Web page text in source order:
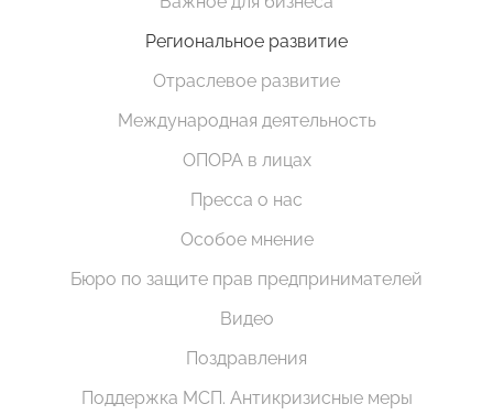
Региональное развитие
Отраслевое развитие
Международная деятельность
ОПОРА в лицах
Пресса о нас
Особое мнение
Бюро по защите прав предпринимателей
Видео
Поздравления
Поддержка МСП. Антикризисные меры